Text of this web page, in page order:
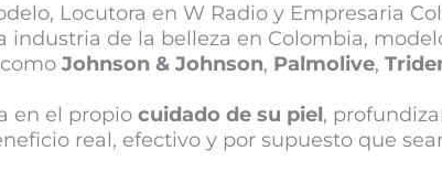
Locutora en W Radio y Empresaria
industria de la belleza en Colombia,
Johnson & Johnson, Palmolive,
en el propio cuidado de su piel,
real, efectivo y por supuesto que